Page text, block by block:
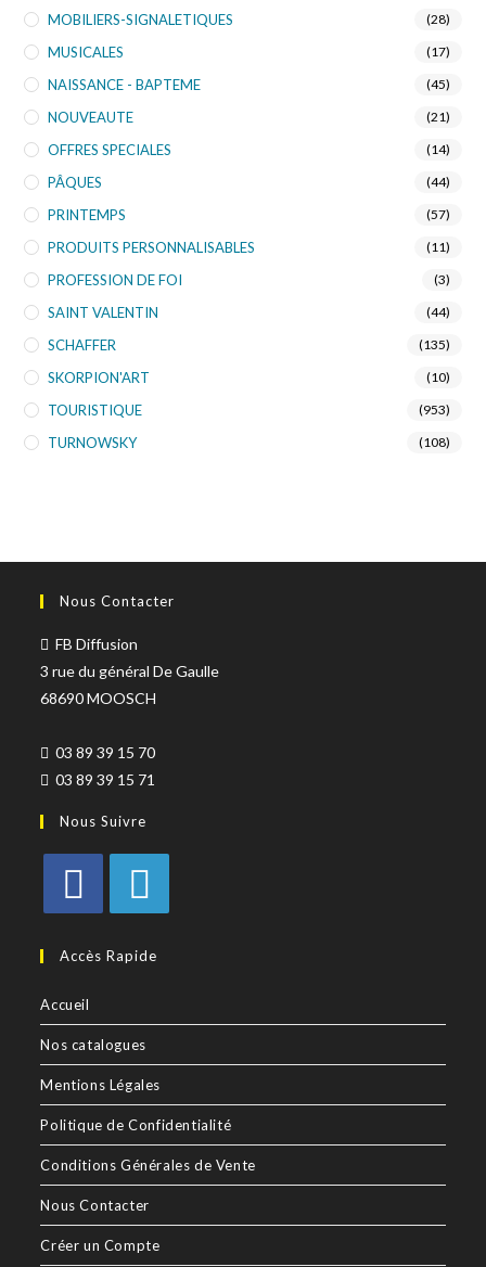
MOBILIERS-SIGNALETIQUES (28)
MUSICALES (17)
NAISSANCE - BAPTEME (45)
NOUVEAUTE (21)
OFFRES SPECIALES (14)
PÂQUES (44)
PRINTEMPS (57)
PRODUITS PERSONNALISABLES (11)
PROFESSION DE FOI (3)
SAINT VALENTIN (44)
SCHAFFER (135)
SKORPION'ART (10)
TOURISTIQUE (953)
TURNOWSKY (108)
Nous Contacter
FB Diffusion
3 rue du général De Gaulle
68690 MOOSCH
03 89 39 15 70
03 89 39 15 71
Nous Suivre
Accès Rapide
Accueil
Nos catalogues
Mentions Légales
Politique de Confidentialité
Conditions Générales de Vente
Nous Contacter
Créer un Compte